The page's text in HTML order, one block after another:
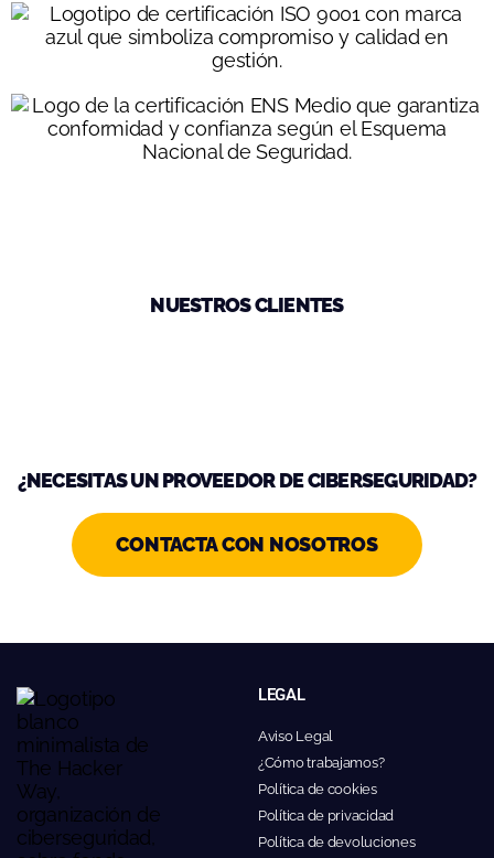
NUESTROS CLIENTES
¿NECESITAS UN PROVEEDOR DE CIBERSEGURIDAD?
CONTACTA CON NOSOTROS
LEGAL
Aviso Legal
¿Cómo trabajamos?
Política de cookies
Política de privacidad
Política de devoluciones